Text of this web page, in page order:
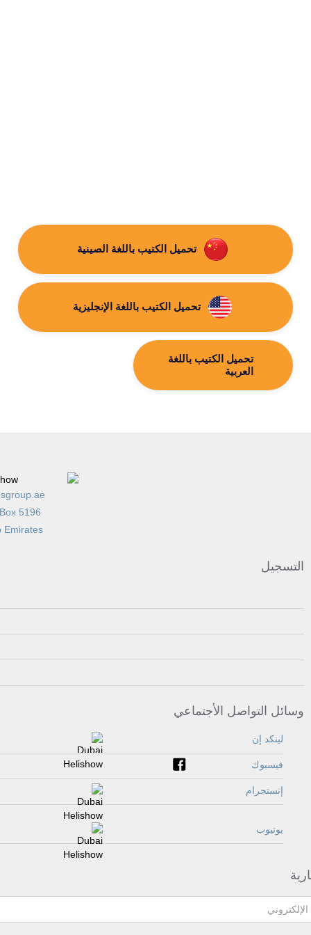
تحميل الكتيب باللغة الصينية
تحميل الكتيب باللغة الإنجليزية
تحميل الكتيب باللغة
العربية
5196
Emirates
التسجيل
وسائل التواصل الأجتماعي
لينكد إن
فيسبوك
إنستجرام
يوتيوب